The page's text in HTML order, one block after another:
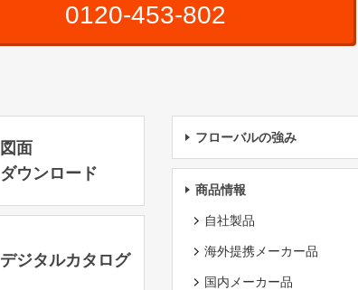
0120-453-802
図面
ダウンロード
デジタルカタログ
フローバルの強み
商品情報
自社製品
海外提携メーカー品
国内メーカー品